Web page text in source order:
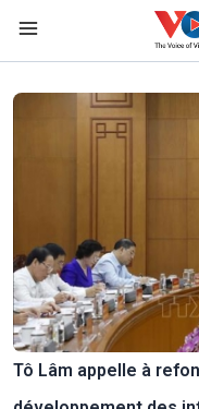
Menu trang
menu phụ tiếng
Tô Lâm appelle à